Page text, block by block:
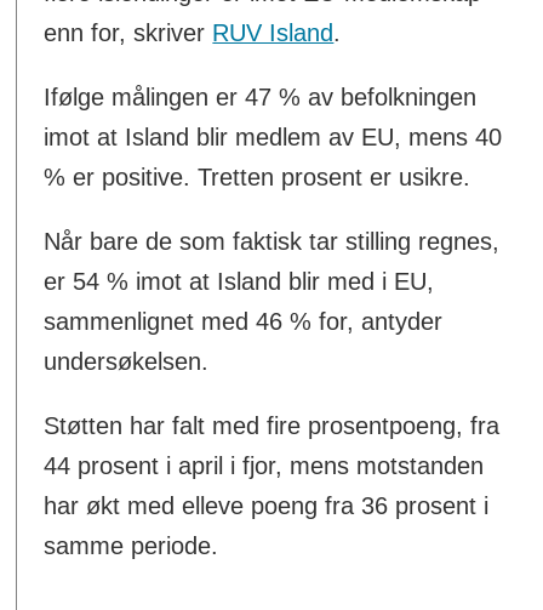
enn for, skriver RUV Island.
Ifølge målingen er 47 % av befolkningen
imot at Island blir medlem av EU, mens 40
% er positive. Tretten prosent er usikre.
Når bare de som faktisk tar stilling regnes,
er 54 % imot at Island blir med i EU,
sammenlignet med 46 % for, antyder
undersøkelsen.
Støtten har falt med fire prosentpoeng, fra
44 prosent i april i fjor, mens motstanden
har økt med elleve poeng fra 36 prosent i
samme periode.